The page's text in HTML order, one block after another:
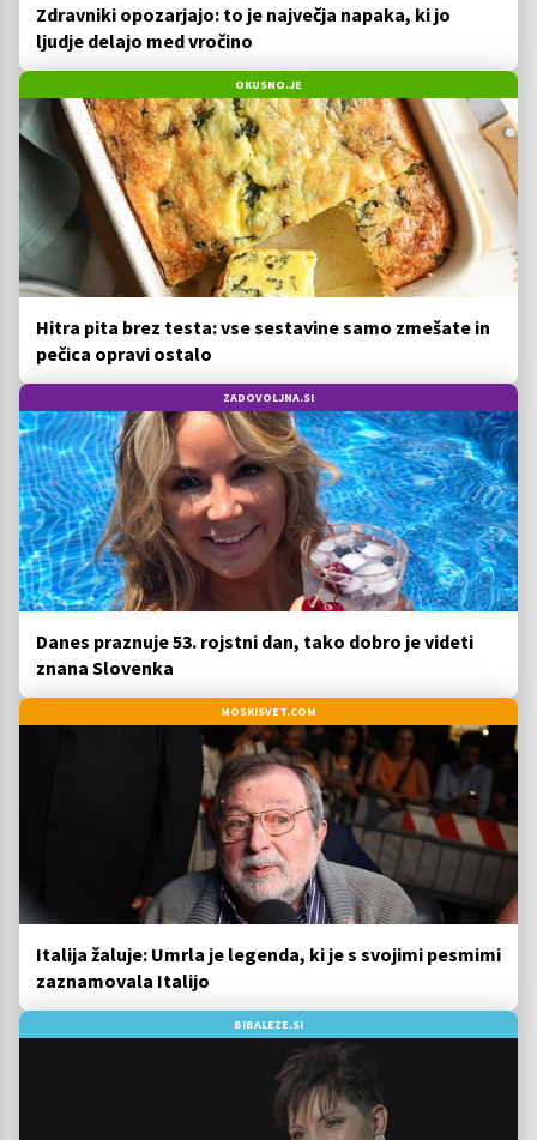
Zdravniki opozarjajo: to je največja napaka, ki jo
ljudje delajo med vročino
OKUSNO.JE
Hitra pita brez testa: vse sestavine samo zmešate in
pečica opravi ostalo
ZADOVOLJNA.SI
Danes praznuje 53. rojstni dan, tako dobro je videti
znana Slovenka
MOSKISVET.COM
Italija žaluje: Umrla je legenda, ki je s svojimi pesmimi
zaznamovala Italijo
BIBALEZE.SI